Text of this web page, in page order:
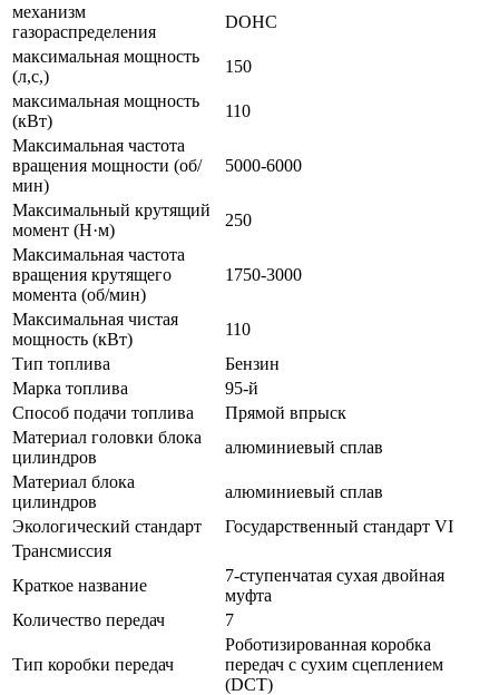
механизм
газораспределения
DOHC
максимальная мощность
(л,с,)
150
максимальная мощность
(кВт)
110
Максимальная частота
вращения мощности (об/
мин)
5000-6000
Максимальный крутящий
момент (Н·м)
250
Максимальная частота
вращения крутящего
момента (об/мин)
1750-3000
Максимальная чистая
мощность (кВт)
110
Тип топлива
Бензин
Марка топлива
95-й
Способ подачи топлива
Прямой впрыск
Материал головки блока
цилиндров
алюминиевый сплав
Материал блока
цилиндров
алюминиевый сплав
Экологический стандарт
Государственный стандарт VI
Трансмиссия
Краткое название
7-ступенчатая сухая двойная
муфта
Количество передач
7
Тип коробки передач
Роботизированная коробка
передач с сухим сцеплением
(DCT)